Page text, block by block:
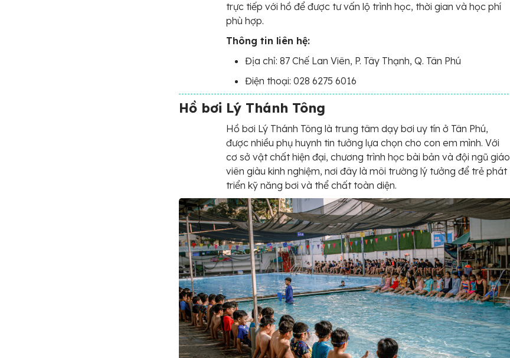
trực tiếp với hồ để được tư vấn lộ trình học, thời gian và học phí
phù hợp.
Thông tin liên hệ:
Địa chỉ: 87 Chế Lan Viên, P. Tây Thạnh, Q. Tân Phú
Điện thoại: 028 6275 6016
Hồ bơi Lý Thánh Tông
Hồ bơi Lý Thánh Tông là trung tâm dạy bơi uy tín ở Tân Phú,
được nhiều phụ huynh tin tưởng lựa chọn cho con em mình. Với
cơ sở vật chất hiện đại, chương trình học bài bản và đội ngũ giáo
viên giàu kinh nghiệm, nơi đây là môi trường lý tưởng để trẻ phát
triển kỹ năng bơi và thể chất toàn diện.